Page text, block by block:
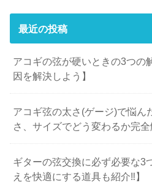
最近の投稿
アコギの弦が硬いときの3つの
因を解決しよう】
アコギ弦の太さ(ゲージ)で悩ん
さ、サイズでどう変わるか完全
ギターの弦交換に必ず必要な3
えを快適にする道具も紹介‼︎】